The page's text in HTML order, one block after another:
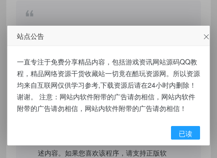
站无关，所有内容及软件的文章仅限用于学习
和研究目的。不得将上述内容用于商业或者非
法用途，否则，一切后果请用户自负，我们不
保证内容的长久可用性，通过使用本站内容随
24个小时之内，从您的电脑/手机中彻底删除上
述内容。如果您喜欢该程序，请支持正版软
站点公告
一直专注于免费分享精品内容，包括游戏资讯网站源码QQ教
程，精品网络资源干货收藏站一切竟在酷玩资源网。所以资源
均来自互联网仅供学习参考,下载资源后请在24小时内删除！
谢谢。 注意：网站内软件附带的广告请勿相信，网站内软件
附带的广告请勿相信，网站内软件附带的广告请勿相信！
已读